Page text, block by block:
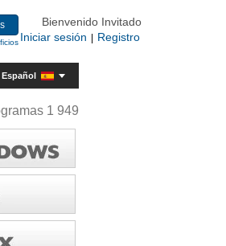
Bienvenido Invitado
Iniciar sesión
Registro
Español
1 949